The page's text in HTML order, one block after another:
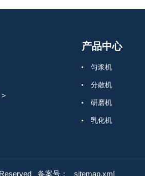
>
产品中心
匀浆机
分散机
研磨机
乳化机
胶体磨
备案号： sitemap.xml